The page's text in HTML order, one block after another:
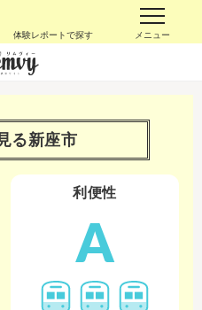
体験レポートで探す メニュー
る新座市
利便性
A